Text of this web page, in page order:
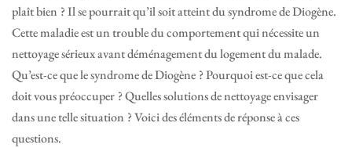
plaît bien ? Il se pourrait qu’il soit atteint du syndrome de Diogène.
Cette maladie est un trouble du comportement qui nécessite un
nettoyage sérieux avant déménagement du logement du malade.
Qu’est-ce que le syndrome de Diogène ? Pourquoi est-ce que cela
doit vous préoccuper ? Quelles solutions de nettoyage envisager
dans une telle situation ? Voici des éléments de réponse à ces
questions.